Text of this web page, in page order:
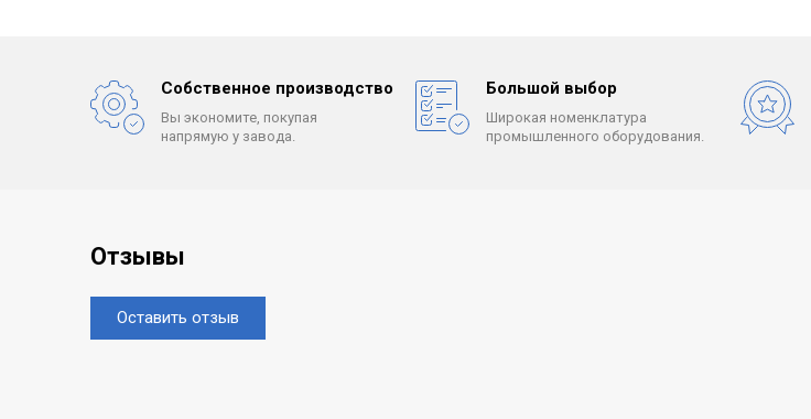
Собственное производство
Вы экономите, покупая
напрямую у завода.
Большой выбор
Широкая номенклатура
промышленного оборудования.
Отзывы
Оставить отзыв